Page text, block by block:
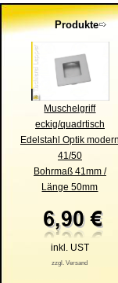
Produkte
Muschelgriff
eckig/quadrtisch
Edelstahl Optik modern
41/50
Bohrmaß 41mm /
Länge 50mm
inkl. UST
zzgl. Versand